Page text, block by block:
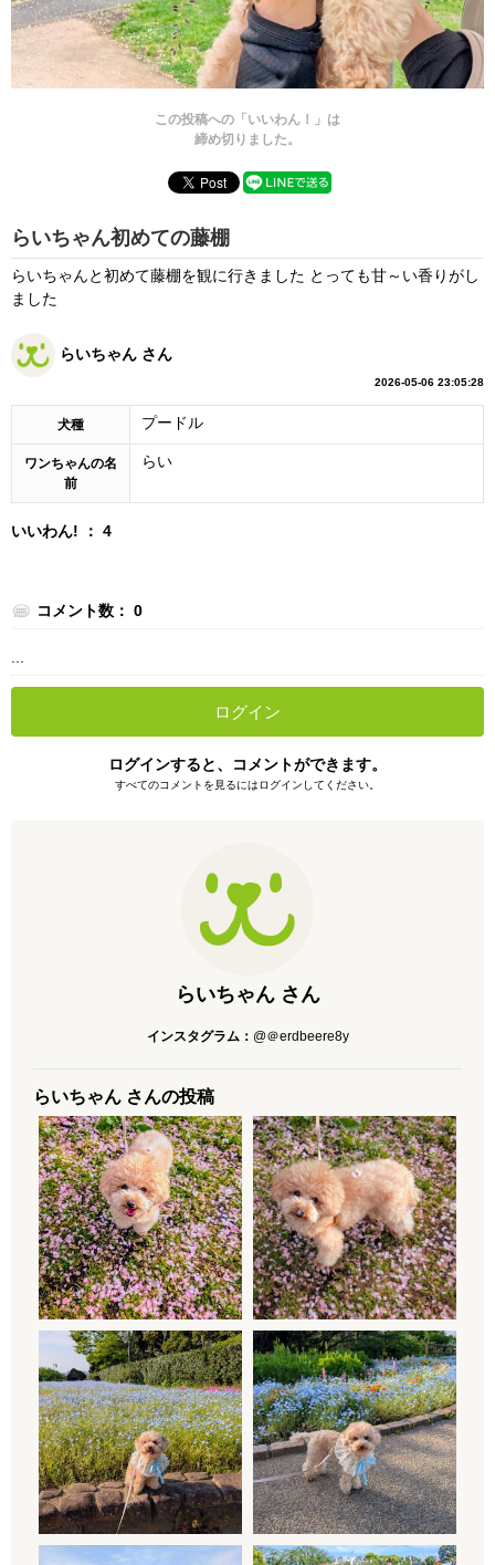
この投稿への「いいわん！」は
締め切りました。
らいちゃん初めての藤棚
らいちゃんと初めて藤棚を観に行きました とっても甘～い香りがし
ました
らいちゃん さん
2026-05-06 23:05:28
犬種 プードル
ワンちゃんの名
前
らい
いいわん! ： 4
コメント数： 0
ログイン
ログインすると、コメントができます。
すべてのコメントを見るにはログインしてください。
らいちゃん さん
インスタグラム： @＠erdbeere8y
らいちゃん さんの投稿